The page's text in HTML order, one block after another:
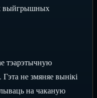
выйгрышных
тэарэтычную
не змяняе вынікі
на чаканую